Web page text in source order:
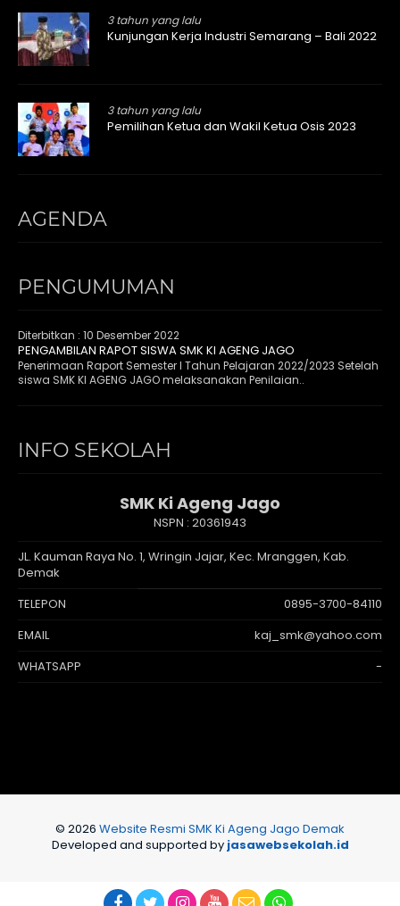
3 tahun yang lalu
Kunjungan Kerja Industri Semarang – Bali 2022
3 tahun yang lalu
Pemilihan Ketua dan Wakil Ketua Osis 2023
AGENDA
PENGUMUMAN
Diterbitkan : 10 Desember 2022
PENGAMBILAN RAPOT SISWA SMK KI AGENG JAGO
Penerimaan Raport Semester I Tahun Pelajaran 2022/2023 Setelah
siswa SMK KI AGENG JAGO melaksanakan Penilaian..
INFO SEKOLAH
SMK Ki Ageng Jago
NSPN : 20361943
JL. Kauman Raya No. 1, Wringin Jajar, Kec. Mranggen, Kab.
Demak
TELEPON
0895-3700-84110
EMAIL
kaj_smk@yahoo.com
WHATSAPP
-
© 2026 Website Resmi SMK Ki Ageng Jago Demak
Developed and supported by jasawebsekolah.id